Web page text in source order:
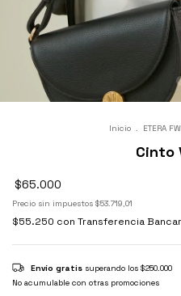
Inicio . ETERA
Cinto
$65.000
Precio sin impuestos $53.719,01
$55.250 con Transferencia
Envío gratis superando los $250.000
No acumulable con otras promociones